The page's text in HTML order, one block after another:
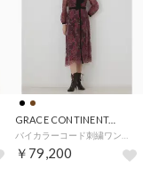
GRACE CONTINENTAL
￥79,200